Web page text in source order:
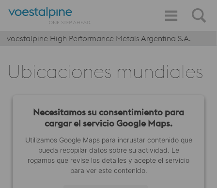
voestalpine High Performance Metals Argentina S.A.
Ubicaciones mundiales
Necesitamos su consentimiento para
cargar el servicio Google Maps.
Utilizamos Google Maps para incrustar contenido que
pueda recopilar datos sobre su actividad. Le
rogamos que revise los detalles y acepte el servicio
para ver este contenido.